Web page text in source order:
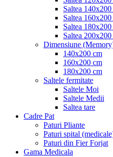
Saltea
Saltea
Saltea
Saltea
Dimensiune
140x200 cm
160x200 cm
180x200 cm
Saltele fermitate
Saltele Moi
Saltele Medii
Saltea tare
Cadre Pat
Paturi Pliante
Paturi spital
Paturi din Fier Forjat
Gama Medicala